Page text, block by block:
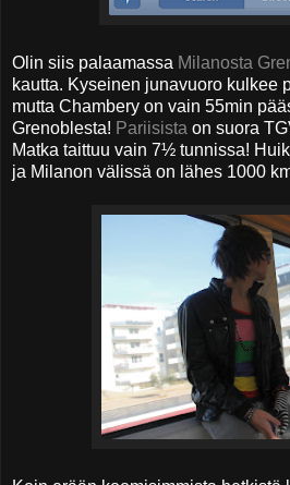
Olin siis palaamassa Milanosta
kautta. Kyseinen junavuoro kulkee
mutta Chambery on vain 55min
Grenoblesta! Pariisista on suora
Matka taittuu vain 7½ tunnissa!
ja Milanon välissä on lähes 1000